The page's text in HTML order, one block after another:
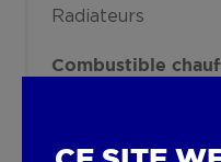
Radiateurs
Combustible
Divers